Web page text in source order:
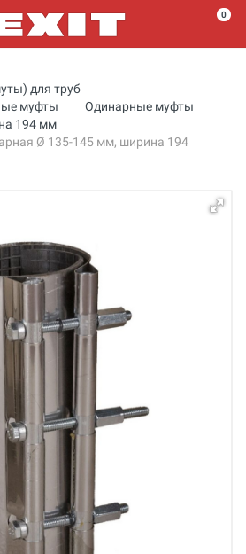
0
для труб
муфты
Одинарные муфты
194 мм
Ø 135-145 мм, ширина 194